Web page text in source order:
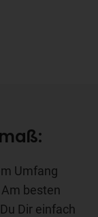
Umfang
besten
Dir einfach